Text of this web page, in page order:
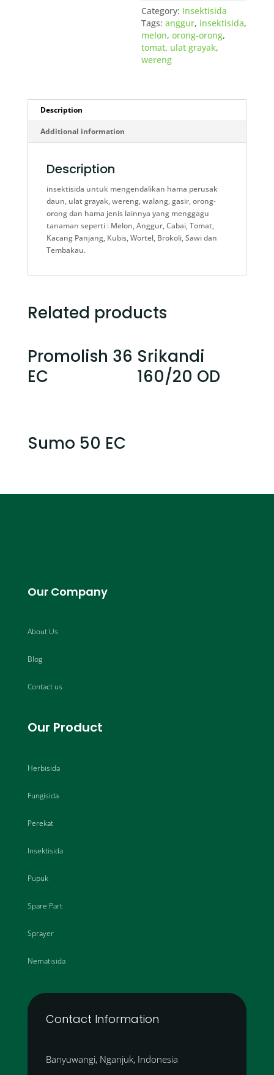
Category: Insektisida
Tags:anggur, insektisida,
melon,orong-orong,
tomat, ulat grayak,
wereng
Description
Additional information
Description
insektisida untuk mengendalikan hama perusak
daun, ulat grayak, wereng, walang, gasir, orong-
orong dan hama jenis lainnya yang menggagu
tanaman seperti : Melon, Anggur, Cabai, Tomat,
Kacang Panjang, Kubis, Wortel, Brokoli, Sawi dan
Tembakau.
Related products
Promolish 36
EC
Srikandi
160/20 OD
Sumo 50 EC
Our Company
About Us
Blog
Contact us
Our Product
Herbisida
Fungisida
Perekat
Insektisida
Pupuk
Spare Part
Sprayer
Nematisida
Contact Information
Banyuwangi, Nganjuk, Indonesia